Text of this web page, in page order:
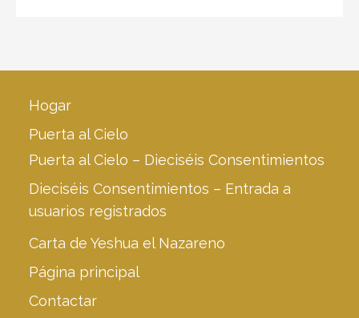
Hogar
Puerta al Cielo
Puerta al Cielo – Dieciséis Consentimientos
Dieciséis Consentimientos – Entrada a
usuarios registrados
Carta de Yeshua el Nazareno
Página principal
Contactar